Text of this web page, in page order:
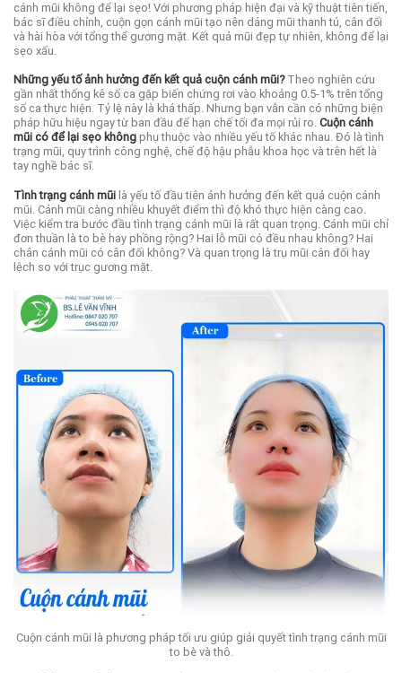
cánh mũi không để lại sẹo! Với phương pháp hiện đại và kỹ thuật tiên tiến,
bác sĩ điều chỉnh, cuộn gọn cánh mũi tạo nên dáng mũi thanh tú, cân đối
và hài hòa với tổng thể gương mặt. Kết quả mũi đẹp tự nhiên, không để lại
sẹo xấu.
Những yếu tố ảnh hưởng đến kết quả cuộn cánh mũi? Theo nghiên cứu
gần nhất thống kê số ca gặp biến chứng rơi vào khoảng 0.5-1% trên tổng
số ca thực hiện. Tỷ lệ này là khá thấp. Nhưng bạn vẫn cần có những biện
pháp hữu hiệu ngay từ ban đầu để hạn chế tối đa mọi rủi ro. Cuộn cánh
mũi có để lại sẹo không phụ thuộc vào nhiều yếu tố khác nhau. Đó là tình
trạng mũi, quy trình công nghệ, chế độ hậu phẫu khoa học và trên hết là
tay nghề bác sĩ.
Tình trạng cánh mũi là yếu tố đầu tiên ảnh hưởng đến kết quả cuộn cánh
mũi. Cánh mũi càng nhiều khuyết điểm thì độ khó thực hiện càng cao.
Việc kiểm tra bước đầu tình trạng cánh mũi là rất quan trọng. Cánh mũi chỉ
đơn thuần là to bè hay phồng rộng? Hai lỗ mũi có đều nhau không? Hai
chân cánh mũi có cân đối không? Và quan trọng là trụ mũi cân đối hay
lệch so với trục gương mặt.
Cuộn cánh mũi là phương pháp tối ưu giúp giải quyết tình trạng cánh mũi
to bè và thô.